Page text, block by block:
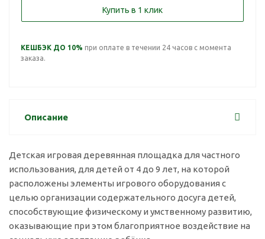
Купить в 1 клик
КЕШБЭК ДО 10% при оплате в течении 24 часов с момента
заказа.
Описание
Детская игровая деревянная площадка для частного
использования, для детей от 4 до 9 лет, на которой
расположены элементы игрового оборудования с
целью организации содержательного досуга детей,
способствующие физическому и умственному развитию,
оказывающие при этом благоприятное воздействие на